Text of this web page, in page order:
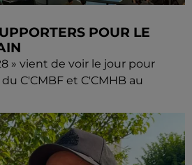
POUR LE
» vient de voir le jour pour
C'CMBF et C'CMHB au